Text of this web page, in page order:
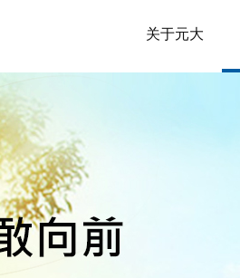
关于元大